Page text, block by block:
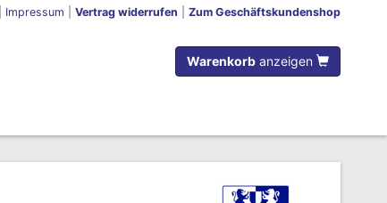
Impressum Vertrag widerrufen Zum Geschäftskundenshop
Warenkorbanzeigen